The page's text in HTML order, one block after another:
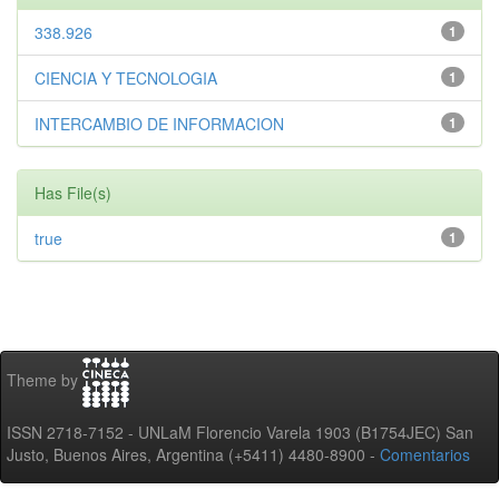
1
338.926
1
CIENCIA Y TECNOLOGIA
1
INTERCAMBIO DE INFORMACION
Has File(s)
1
true
Theme by
ISSN 2718-7152 - UNLaM Florencio Varela 1903 (B1754JEC) San
Justo, Buenos Aires, Argentina (+5411) 4480-8900 - Comentarios